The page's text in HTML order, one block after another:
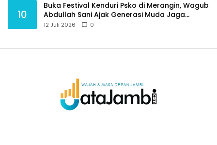
10
Buka Festival Kenduri Psko di Merangin, Wagub
Abdullah Sani Ajak Generasi Muda Jaga
Budaya dan Jauhi Narkoba
12 Juli 2026 0